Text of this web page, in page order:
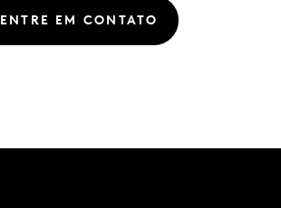
ENTRE EM CONTATO